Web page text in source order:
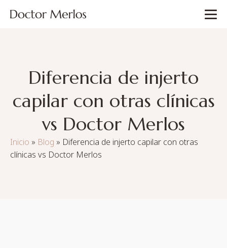
Diferencia de injerto
capilar con otras clínicas
vs Doctor Merlos
Inicio » Blog » Diferencia de injerto capilar con otras
clínicas vs Doctor Merlos